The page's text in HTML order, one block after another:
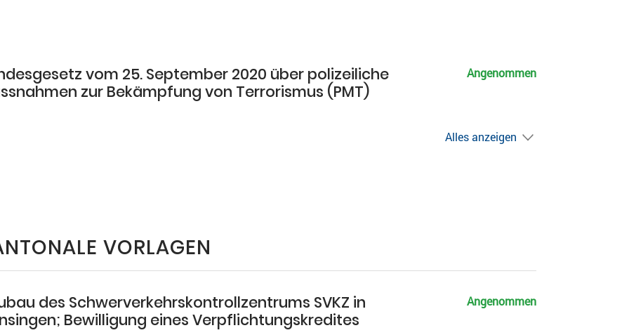
vom 25. September 2020 über polizeiliche
zur Bekämpfung von Terrorismus (PMT)
Angenommen
Alles anzeigen
VORLAGEN
des Schwerverkehrskontrollzentrums SVKZ in
Bewilligung eines Verpflichtungskredites
Angenommen